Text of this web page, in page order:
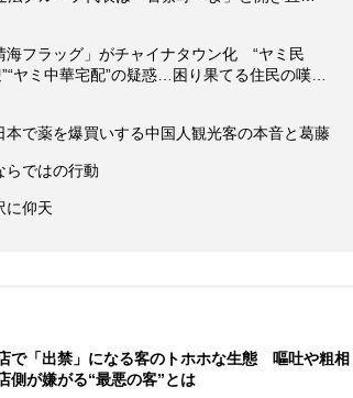
フラッグ」がチャイナタウン化 “ヤミ民
ヤミ中華宅配”の疑惑…困り果てる住民の嘆…
で薬を爆買いする中国人観光客の本音と葛藤
ではの行動
に仰天
で「出禁」になる客のトホホな生態 嘔吐や粗相
側が嫌がる“最悪の客”とは